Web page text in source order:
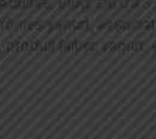
yaourt
produit laitier, yaourt